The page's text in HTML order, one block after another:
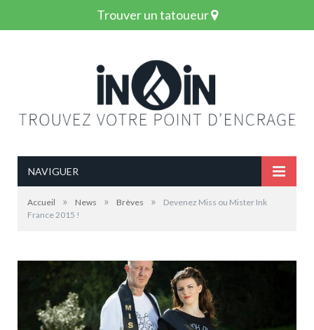
Trouver un tatoueur
NAVIGUER
Accueil » News » Brèves »
Devenez Miss ou Mister Ink
France 2015 !